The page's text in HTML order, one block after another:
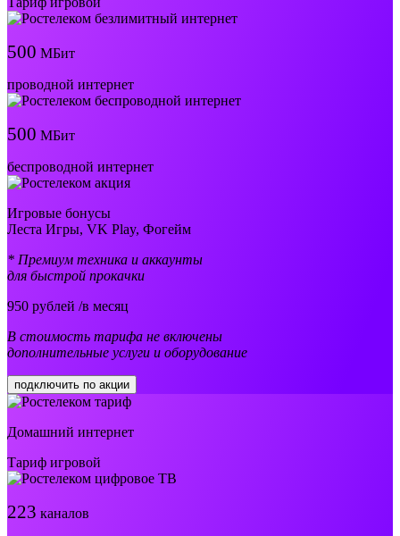
500 МБит
проводной интернет
500 МБит
беспроводной интернет
Игровые бонусы
Леста Игры, VK Play, Фогейм
* Премиум техника и аккаунты
для быстрой прокачки
950 рублей /в месяц
В стоимость тарифа не включены
дополнительные услуги и оборудование
подключить по акции
Домашний интернет
Тариф игровой
223 каналов